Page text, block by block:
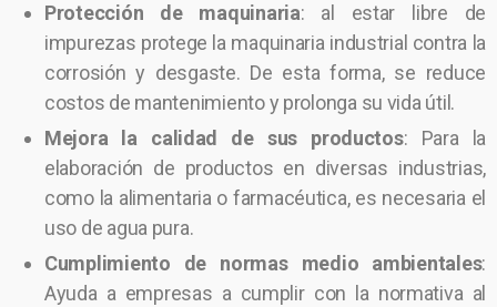
Protección de maquinaria: al estar libre de
impurezas protege la maquinaria industrial contra la
corrosión y desgaste. De esta forma, se reduce
costos de mantenimiento y prolonga su vida útil.
Mejora la calidad de sus productos: Para la
elaboración de productos en diversas industrias,
como la alimentaria o farmacéutica, es necesaria el
uso de agua pura.
Cumplimiento de normas medio ambientales:
Ayuda a empresas a cumplir con la normativa al